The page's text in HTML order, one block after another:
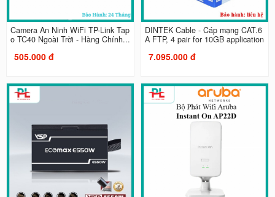
Camera An Ninh WiFi TP-Link Tap
o TC40 Ngoài Trời - Hàng Chính...
505.000 đ
DINTEK Cable - Cáp mạng CAT.6
A FTP, 4 pair for 10GB application
7.095.000 đ